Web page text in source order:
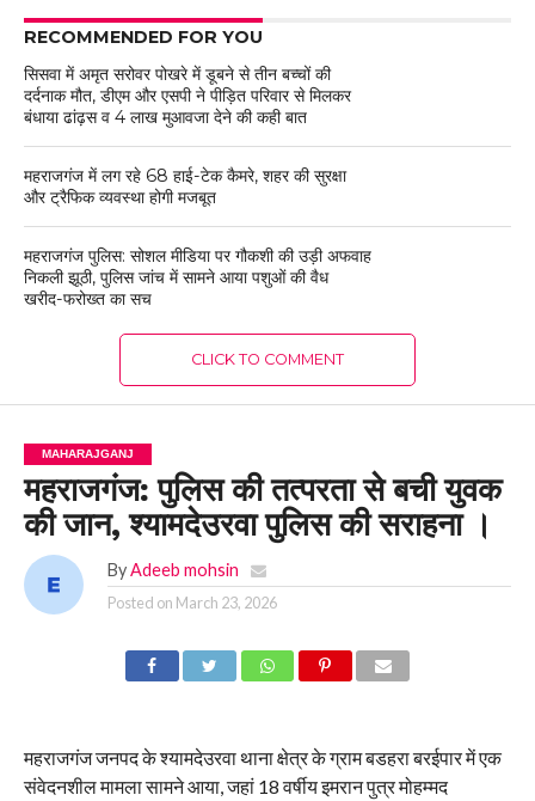
RECOMMENDED FOR YOU
सिसवा में अमृत सरोवर पोखरे में डूबने से तीन बच्चों की
दर्दनाक मौत, डीएम और एसपी ने पीड़ित परिवार से मिलकर
बंधाया ढांढ़स व 4 लाख मुआवजा देने की कही बात
महराजगंज में लग रहे 68 हाई-टेक कैमरे, शहर की सुरक्षा
और ट्रैफिक व्यवस्था होगी मजबूत
महराजगंज पुलिस: सोशल मीडिया पर गौकशी की उड़ी अफवाह
निकली झूठी, पुलिस जांच में सामने आया पशुओं की वैध
खरीद-फरोख्त का सच
CLICK TO COMMENT
MAHARAJGANJ
महराजगंज: पुलिस की तत्परता से बची युवक
की जान, श्यामदेउरवा पुलिस की सराहना ।
By Adeeb mohsin
Posted on March 23, 2026
महराजगंज जनपद के श्यामदेउरवा थाना क्षेत्र के ग्राम बडहरा बरईपार में एक
संवेदनशील मामला सामने आया, जहां 18 वर्षीय इमरान पुत्र मोहम्मद